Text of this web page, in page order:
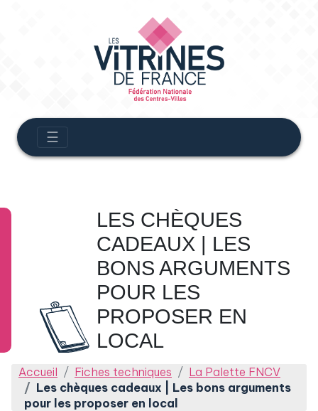
☰
LES CHÈQUES
CADEAUX | LES
BONS ARGUMENTS
POUR LES
PROPOSER EN
LOCAL
Accueil Fiches techniques
La Palette FNCV
Les chèques cadeaux | Les bons arguments
pour les proposer en local